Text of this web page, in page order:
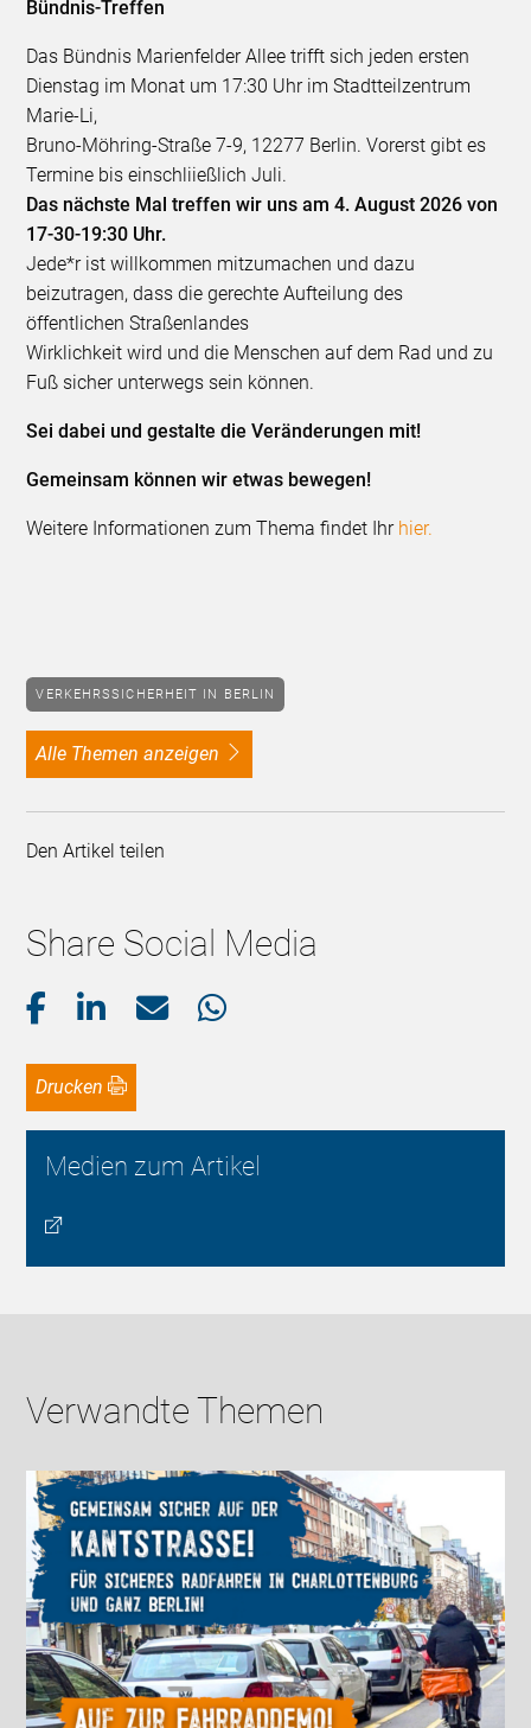
Bündnis-Treffen
Das Bündnis Marienfelder Allee trifft sich jeden ersten
Dienstag im Monat um 17:30 Uhr im Stadtteilzentrum
Marie-Li,
Bruno-Möhring-Straße 7-9, 12277 Berlin. Vorerst gibt es
Termine bis einschliießlich Juli.
Das nächste Mal treffen wir uns am 4. August 2026 von
17-30-19:30 Uhr.
Jede*r ist willkommen mitzumachen und dazu
beizutragen, dass die gerechte Aufteilung des
öffentlichen Straßenlandes
Wirklichkeit wird und die Menschen auf dem Rad und zu
Fuß sicher unterwegs sein können.
Sei dabei und gestalte die Veränderungen mit!
Gemeinsam können wir etwas bewegen!
Weitere Informationen zum Thema findet Ihr hier.
VERKEHRSSICHERHEIT IN BERLIN
alle Themen anzeigen
Den Artikel teilen
Share Social Media
Drucken
Medien zum Artikel
Verwandte Themen